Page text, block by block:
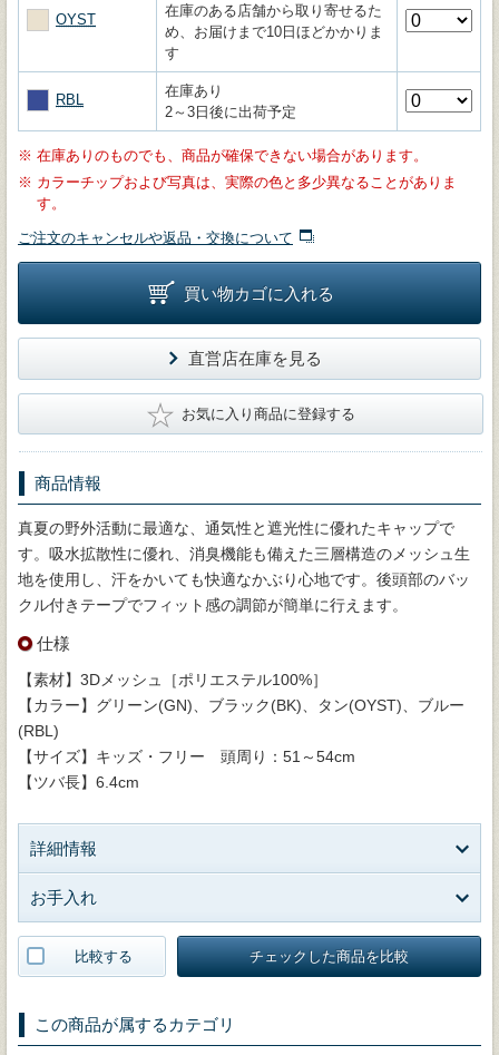
OYST
在庫のある店舗から取り寄せるた
め、お届けまで10日ほどかかりま
す
RBL
在庫あり
2～3日後に出荷予定
※ 在庫ありのものでも、商品が確保できない場合があります。
※ カラーチップおよび写真は、実際の色と多少異なることがありま
す。
ご注文のキャンセルや返品・交換について
買い物カゴに入れる
直営店在庫を見る
★ お気に入り商品に登録する
商品情報
真夏の野外活動に最適な、通気性と遮光性に優れたキャップで
す。吸水拡散性に優れ、消臭機能も備えた三層構造のメッシュ生
地を使用し、汗をかいても快適なかぶり心地です。後頭部のバッ
クル付きテープでフィット感の調節が簡単に行えます。
仕様
【素材】3Dメッシュ［ポリエステル100%］
【カラー】グリーン(GN)、ブラック(BK)、タン(OYST)、ブルー
(RBL)
【サイズ】キッズ・フリー 頭周り：51～54cm
【ツバ長】6.4cm
詳細情報
お手入れ
比較する チェックした商品を比較
この商品が属するカテゴリ